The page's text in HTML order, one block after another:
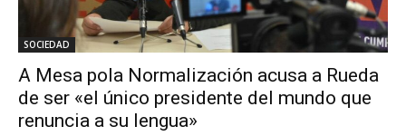
SOCIEDAD
A Mesa pola Normalización acusa a Rueda
de ser «el único presidente del mundo que
renuncia a su lengua»